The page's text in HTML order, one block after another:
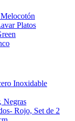
Platos
Inoxidable
Negras
Rojo, Set de 2